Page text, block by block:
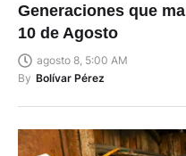
Generaciones que
10 de Agosto
agosto 8, 5:00 AM
By Bolívar Pérez